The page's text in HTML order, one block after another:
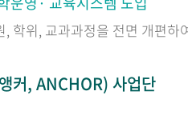
, 학위, 교과과정을 전면 개편
커, ANCHOR) 사업단